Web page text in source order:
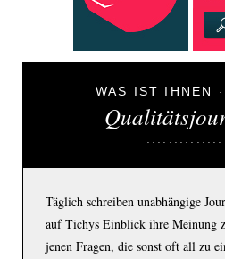
WAS IST IHNEN
Täglich schreiben unabhängige
auf Tichys Einblick ihre Meinung
jenen Fragen, die sonst oft all zu